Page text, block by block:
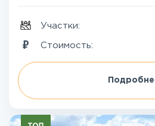
Участки:
Стоимость: